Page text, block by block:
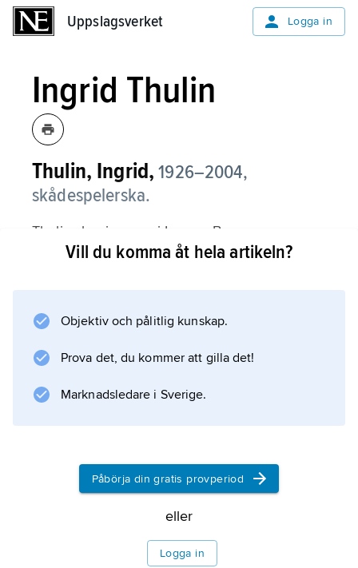
Uppslagsverket Logga in
Ingrid Thulin
Thulin, Ingrid, 1926–2004,
skådespelerska.
Thulin slog igenom i Ingmar Bergmans
”Smultronstället” (1957) och gjorde därefter en
”Nattvardsgästerna”, ”Tystnaden” (båda 1963)
Framgångarna på 1960-talet ledde till en
som Alain Resnais ”Kriget är slut”
Information om artikeln
Vill du komma åt hela artikeln?
Objektiv och pålitlig kunskap.
Prova det, du kommer att gilla det!
Marknadsledare i Sverige.
Påbörja din gratis provperiod
eller
Logga in